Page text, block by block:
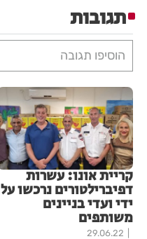
תגובות
הוסיפו תגובה
קריית אונו: עשרות
דפיברילטורים נרכשו על
ידי ועדי בניינים
משותפים
29.06.22